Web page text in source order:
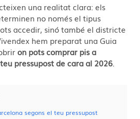
una realitat clara: els
no només el tipus
accedir, sinó també el districte
hem preparat una Guia
on pots comprar pis a
pressupost de cara al 2026
segons el teu pressupost